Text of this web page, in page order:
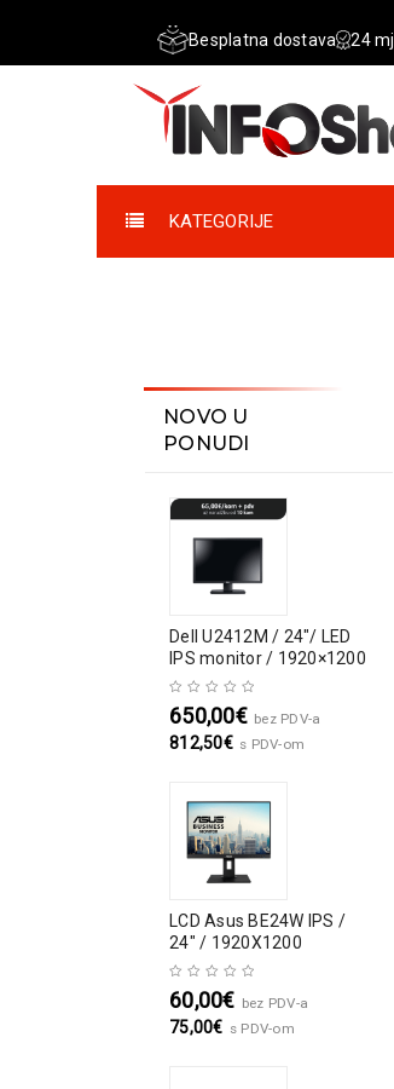
Besplatna dostava 24
KATEGORIJE
NOVO U
PONUDI
Dell U2412M / 24″/ LED
IPS monitor / 1920×1200
650,00€ bez PDV-a
812,50€ s PDV-om
LCD Asus BE24W IPS /
24" / 1920X1200
60,00€ bez PDV-a
75,00€ s PDV-om